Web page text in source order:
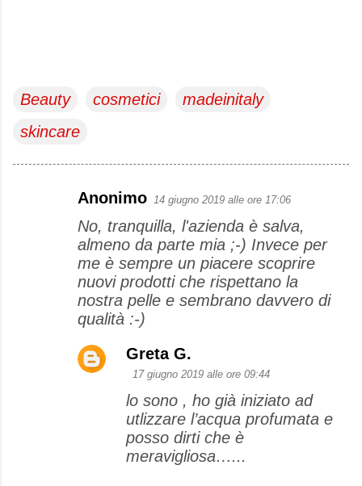
Beauty cosmetici
madeinitaly
skincare
Anonimo 14 giugno 2019 alle ore 17:06
No, tranquilla, l'azienda è salva,
almeno da parte mia ;-) Invece per
me è sempre un piacere scoprire
nuovi prodotti che rispettano la
nostra pelle e sembrano davvero di
qualità :-)
Greta G.
17 giugno 2019 alle ore 09:44
lo sono , ho già iniziato ad
utlizzare l’acqua profumata e
posso dirti che è
meravigliosa…...